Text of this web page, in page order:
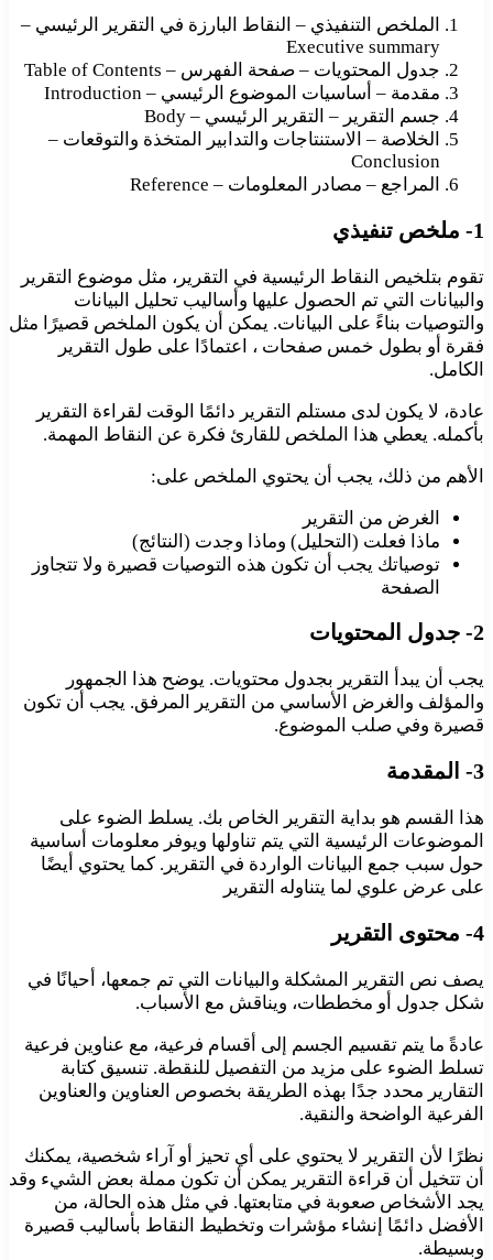
الملخص التنفيذي – النقاط البارزة في التقرير الرئيسي –
Executive summary
جدول المحتويات – صفحة الفهرس – Table of Contents
مقدمة – أساسيات الموضوع الرئيسي – Introduction
جسم التقرير – التقرير الرئيسي – Body
الخلاصة – الاستنتاجات والتدابير المتخذة والتوقعات –
Conclusion
المراجع – مصادر المعلومات – Reference
1- ملخص تنفيذي
تقوم بتلخيص النقاط الرئيسية في التقرير، مثل موضوع التقرير
والبيانات التي تم الحصول عليها وأساليب تحليل البيانات
والتوصيات بناءً على البيانات. يمكن أن يكون الملخص قصيرًا مثل
فقرة أو بطول خمس صفحات ، اعتمادًا على طول التقرير
الكامل.
عادة، لا يكون لدى مستلم التقرير دائمًا الوقت لقراءة التقرير
بأكمله. يعطي هذا الملخص للقارئ فكرة عن النقاط المهمة.
الأهم من ذلك، يجب أن يحتوي الملخص على:
الغرض من التقرير
ماذا فعلت (التحليل) وماذا وجدت (النتائج)
توصياتك يجب أن تكون هذه التوصيات قصيرة ولا تتجاوز
الصفحة
2- جدول المحتويات
يجب أن يبدأ التقرير بجدول محتويات. يوضح هذا الجمهور
والمؤلف والغرض الأساسي من التقرير المرفق. يجب أن تكون
قصيرة وفي صلب الموضوع.
3- المقدمة
هذا القسم هو بداية التقرير الخاص بك. يسلط الضوء على
الموضوعات الرئيسية التي يتم تناولها ويوفر معلومات أساسية
حول سبب جمع البيانات الواردة في التقرير. كما يحتوي أيضًا
على عرض علوي لما يتناوله التقرير
4- محتوى التقرير
يصف نص التقرير المشكلة والبيانات التي تم جمعها، أحيانًا في
شكل جدول أو مخططات، ويناقش مع الأسباب.
عادةً ما يتم تقسيم الجسم إلى أقسام فرعية، مع عناوين فرعية
تسلط الضوء على مزيد من التفصيل للنقطة. تنسيق كتابة
التقارير محدد جدًا بهذه الطريقة بخصوص العناوين والعناوين
الفرعية الواضحة والنقية.
نظرًا لأن التقرير لا يحتوي على أي تحيز أو آراء شخصية، يمكنك
أن تتخيل أن قراءة التقرير يمكن أن تكون مملة بعض الشيء وقد
يجد الأشخاص صعوبة في متابعتها. في مثل هذه الحالة، من
الأفضل دائمًا إنشاء مؤشرات وتخطيط النقاط بأساليب قصيرة
وبسيطة.